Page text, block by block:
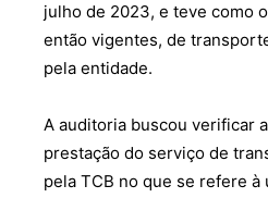
julho de 2023, e teve como
então vigentes, de
pela entidade.
A auditoria buscou verificar
prestação do serviço de
pela TCB no que se refere